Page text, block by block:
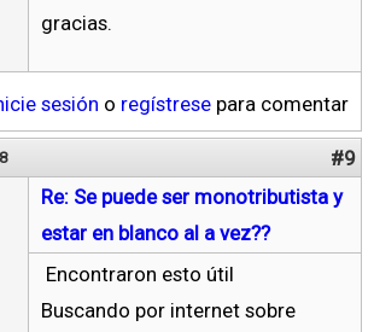
gracias.
sesión o regístrese para comentar
#9
Re: Se puede ser monotributista y
estar en blanco al a vez??
Encontraron esto útil
Buscando por internet sobre